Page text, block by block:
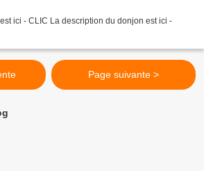
ici - CLIC La description du donjon est ici -
Page suivante >